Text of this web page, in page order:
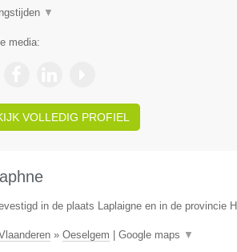
▼
media:
VOLLEDIG PROFIEL
in de plaats Laplaigne en in de provincie
» Oeselgem Google maps ▼